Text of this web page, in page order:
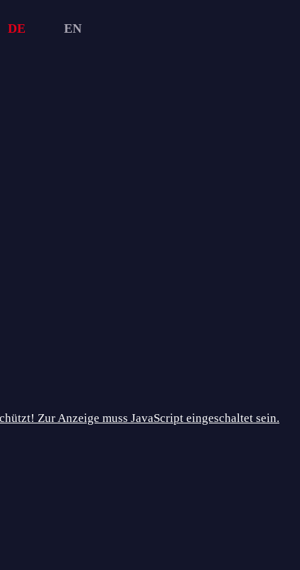
DE EN
Zur Anzeige muss JavaScript eingeschaltet sein.